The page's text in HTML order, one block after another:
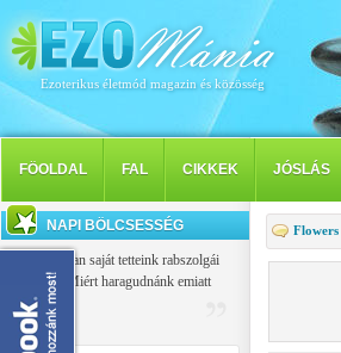
Ezoterikus életmód magazin és közösség
FÖOLDAL FAL CIKKEK JÓSLÁS
NAPI BÖLCSESSÉG
Mindannyian saját tetteink rabszolgái
vagyunk: Miért haragudnánk emiatt
másokra?
Buiddha
Flowers